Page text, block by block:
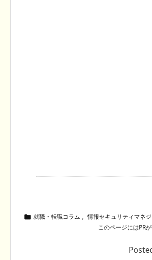
 就職・転職コラム , 情報セキュリティマネ